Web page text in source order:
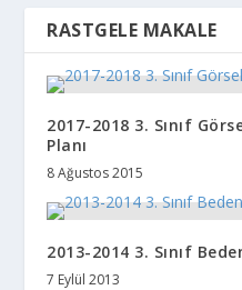
RASTGELE MAKALE
2017-2018 3. Sınıf
Planı
8 Ağustos 2015
2013-2014 3. Sınıf
7 Eylül 2013